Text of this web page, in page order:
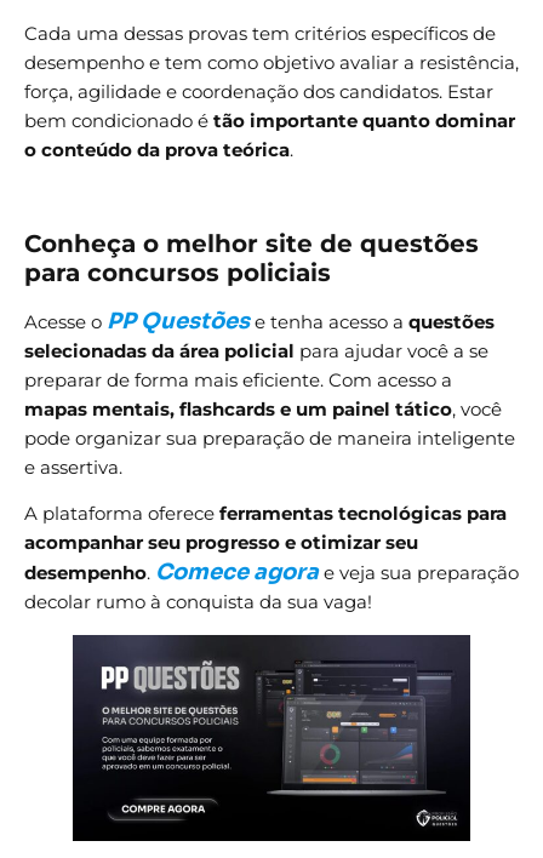
Cada uma dessas provas tem critérios específicos de
desempenho e tem como objetivo avaliar a resistência,
força, agilidade e coordenação dos candidatos. Estar
bem condicionado é tão importante quanto dominar
o conteúdo da prova teórica.
Conheça o melhor site de questões
para concursos policiais
Acesse o PP Questõese tenha acesso a questões
selecionadas da área policial para ajudar você a se
preparar de forma mais eficiente. Com acesso a
mapas mentais, flashcards e um painel tático, você
pode organizar sua preparação de maneira inteligente
e assertiva.
A plataforma oferece ferramentas tecnológicas para
acompanhar seu progresso e otimizar seu
desempenho. Comece agorae veja sua preparação
decolar rumo à conquista da sua vaga!